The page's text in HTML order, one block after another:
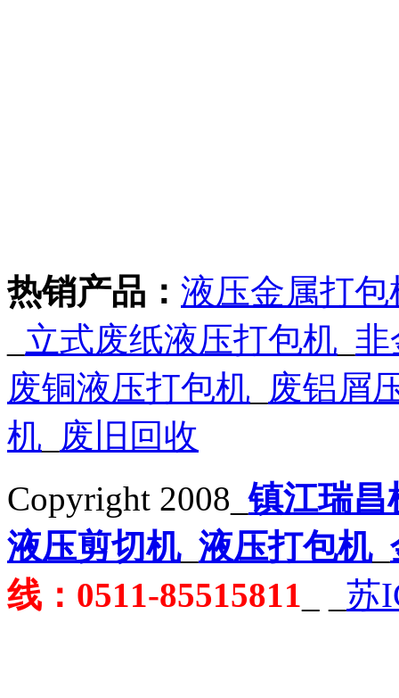
热销产品： 液压金属打包
立式废纸液压打包机 非
废铜液压打包机 废铝屑
机 废旧回收
Copyright 2008_镇江瑞昌
液压剪切机_ 液压打包机_
线：0511-85515811
苏